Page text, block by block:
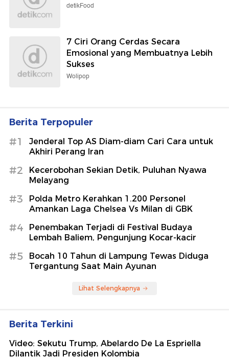
detikFood
7 Ciri Orang Cerdas Secara
Emosional yang Membuatnya Lebih
Sukses
Wolipop
Berita Terpopuler
#1
Jenderal Top AS Diam-diam Cari Cara untuk
Akhiri Perang Iran
#2
Kecerobohan Sekian Detik, Puluhan Nyawa
Melayang
#3
Polda Metro Kerahkan 1.200 Personel
Amankan Laga Chelsea Vs Milan di GBK
#4
Penembakan Terjadi di Festival Budaya
Lembah Baliem, Pengunjung Kocar-kacir
#5
Bocah 10 Tahun di Lampung Tewas Diduga
Tergantung Saat Main Ayunan
Lihat Selengkapnya
Berita Terkini
Video: Sekutu Trump, Abelardo De La Espriella
Dilantik Jadi Presiden Kolombia